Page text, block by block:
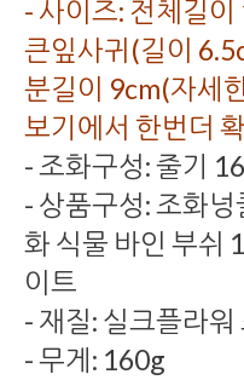
- 사이즈: 전체길
큰잎사귀(길이
분길이 9cm(자세
보기에서 한번더
- 조화구성: 줄기
- 상품구성: 조화
화 식물 바인 부쉬
이트
- 재질: 실크플라워
- 무게: 160g